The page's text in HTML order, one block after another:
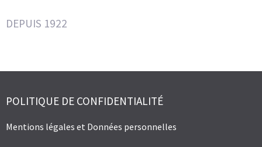
DEPUIS 1922
POLITIQUE DE CONFIDENTIALITÉ
Mentions légales et Données personnelles